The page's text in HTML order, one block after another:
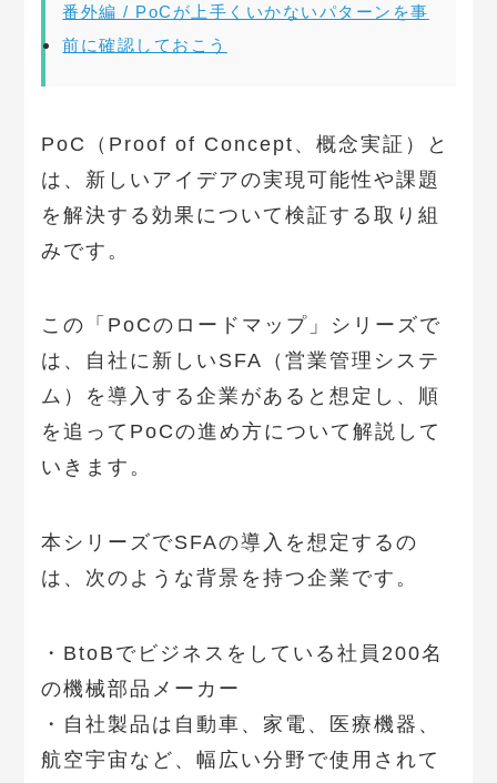
番外編 / PoCが上手くいかないパターンを事
前に確認しておこう
PoC（Proof of Concept、概念実証）と
は、新しいアイデアの実現可能性や課題
を解決する効果について検証する取り組
みです。
この「PoCのロードマップ」シリーズで
は、自社に新しいSFA（営業管理システ
ム）を導入する企業があると想定し、順
を追ってPoCの進め方について解説して
いきます。
本シリーズでSFAの導入を想定するの
は、次のような背景を持つ企業です。
・BtoBでビジネスをしている社員200名
の機械部品メーカー
・自社製品は自動車、家電、医療機器、
航空宇宙など、幅広い分野で使用されて